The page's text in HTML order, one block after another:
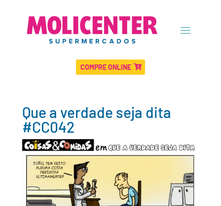
COMPRE ONLINE
Que a verdade seja dita
#CC042